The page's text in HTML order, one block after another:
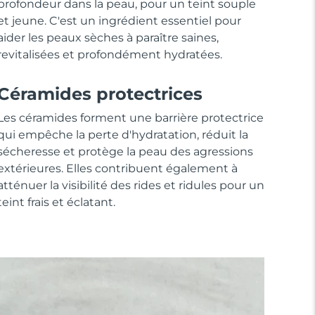
dans la peau, pour un teint souple
jeune. C'est un ingrédient essentiel pour
les peaux sèches à paraître saines,
et profondément hydratées.
protectrices
céramides forment une barrière protectrice
empêche la perte d'hydratation, réduit la
et protège la peau des agressions
Elles contribuent également à
la visibilité des rides et ridules pour un
frais et éclatant.